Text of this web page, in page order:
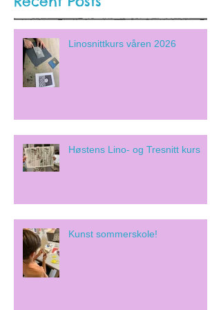
Linosnittkurs våren 2026
Høstens Lino- og Tresnitt kurs
Kunst sommerskole!